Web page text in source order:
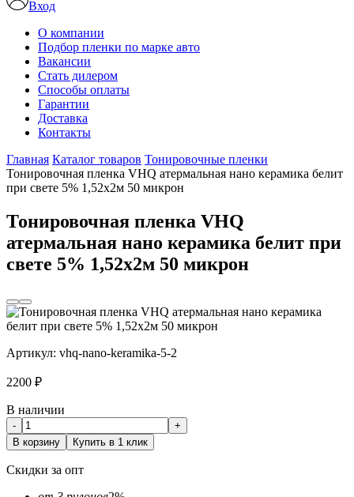
Вход
О компании
Подбор пленки по марке авто
Вакансии
Стать дилером
Способы оплаты
Гарантии
Доставка
Контакты
Главная Каталог товаров Тонировочные пленки
Тонировочная пленка VHQ атермальная нано керамика белит
при свете 5% 1,52x2м 50 микрон
Тонировочная пленка VHQ
атермальная нано керамика белит при
свете 5% 1,52x2м 50 микрон
Артикул: vhq-nano-keramika-5-2
2200 ₽
В наличии
-
+
В корзину
Купить в 1 клик
Скидки за опт